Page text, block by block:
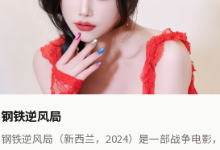
钢铁逆风局
钢铁逆风局（新西兰，2024）是一部战争电影